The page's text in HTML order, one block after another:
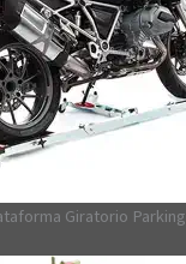
Giratorio Parking